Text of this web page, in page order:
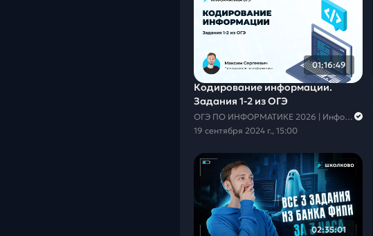
01:16:49
Кодирование информации.
Задания 1-2 из ОГЭ
19 сентября 2024 г., 15:00
02:35:01